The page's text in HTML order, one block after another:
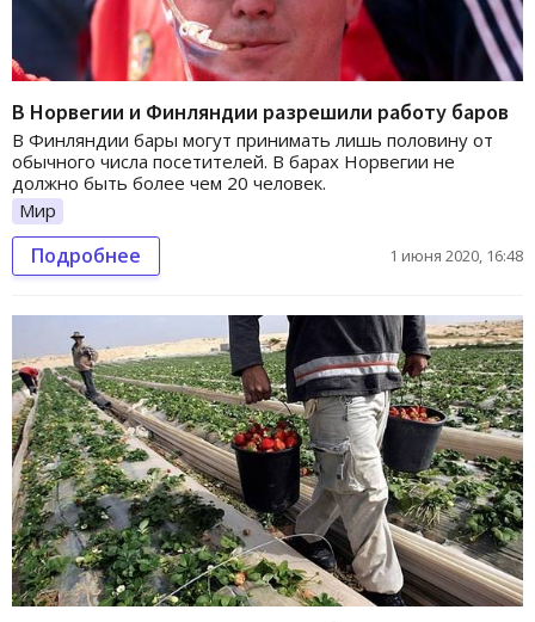
В Норвегии и Финляндии разрешили работу баров
В Финляндии бары могут принимать лишь половину от
обычного числа посетителей. В барах Норвегии не
должно быть более чем 20 человек.
Мир
Подробнее 1 июня 2020, 16:48